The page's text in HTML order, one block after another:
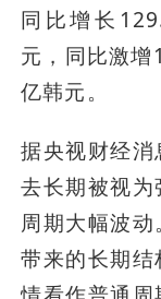
同比增长
元，同比激
亿韩元。
据央视财经
去长期被视
周期大幅波
带来的长期